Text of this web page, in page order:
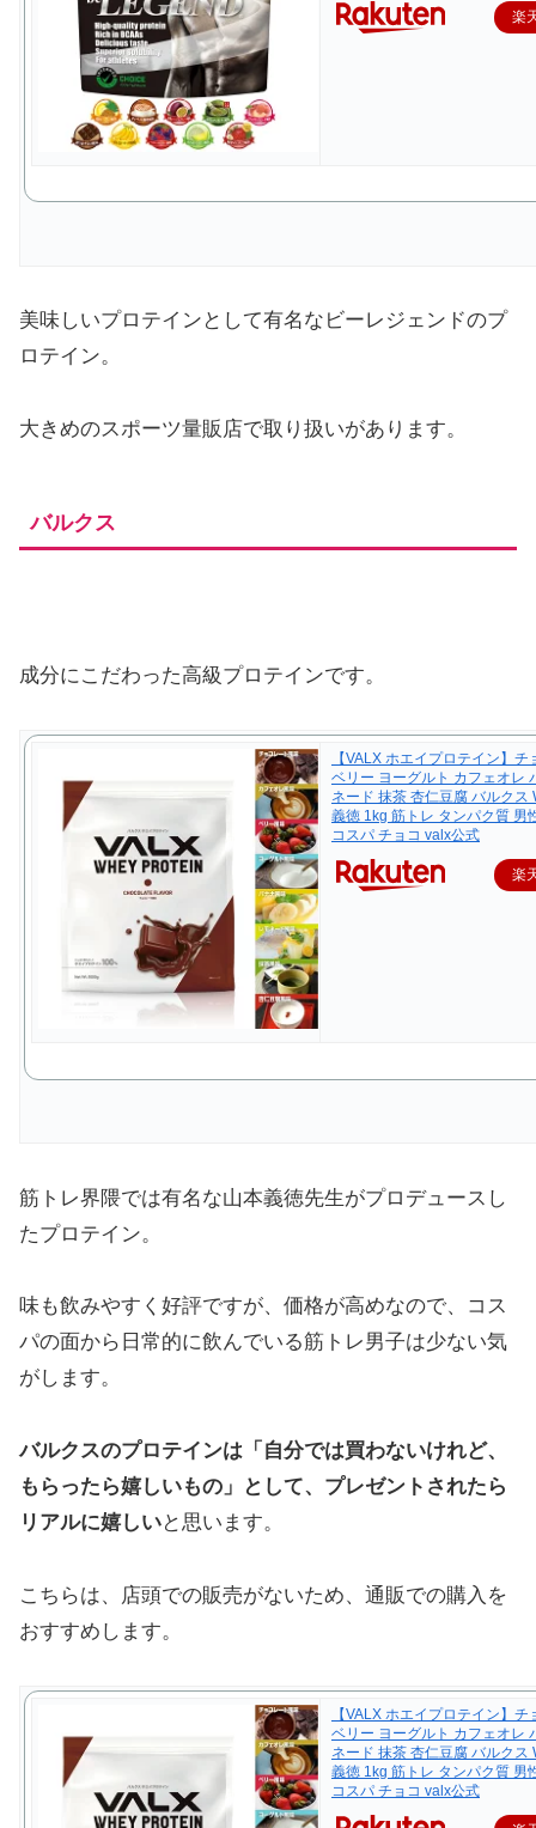
楽
美味しいプロテインとして有名なビーレジェンドのプ
ロテイン。
大きめのスポーツ量販店で取り扱いがあります。
バルクス
成分にこだわった高級プロテインです。
【VALX ホエイプロテイン】チ
ベリー ヨーグルト カフェオレ
ネード 抹茶 杏仁豆腐 バルクス
義徳 1kg 筋トレ タンパク質 男
コスパ チョコ valx公式
楽
筋トレ界隈では有名な山本義徳先生がプロデュースし
たプロテイン。
味も飲みやすく好評ですが、価格が高めなので、コス
パの面から日常的に飲んでいる筋トレ男子は少ない気
がします。
バルクスのプロテインは「自分では買わないけれど、
もらったら嬉しいもの」として、プレゼントされたら
リアルに嬉しいと思います。
こちらは、店頭での販売がないため、通販での購入を
おすすめします。
【VALX ホエイプロテイン】チ
ベリー ヨーグルト カフェオレ
ネード 抹茶 杏仁豆腐 バルクス
義徳 1kg 筋トレ タンパク質 男
コスパ チョコ valx公式